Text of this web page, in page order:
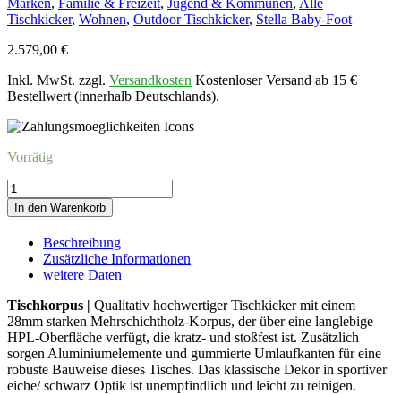
Tischkicker, Wohnen, Outdoor Tischkicker, Stella Baby-Foot
2.579,00 €
Inkl. MwSt. zzgl. Versandkosten Kostenloser Versand ab 15 €
Bestellwert (innerhalb Deutschlands).
Vorrätig
Kicker
STELLA
HOME
OUTEICHE-
SCHWARZ
Menge
In den Warenkorb
Beschreibung
Zusätzliche Informationen
weitere Daten
Tischkorpus | Qualitativ hochwertiger Tischkicker mit einem
28mm starken Mehrschichtholz-Korpus, der über eine langlebige
HPL-Oberfläche verfügt, die kratz- und stoßfest ist. Zusätzlich
sorgen Aluminiumelemente und gummierte Umlaufkanten für eine
robuste Bauweise dieses Tisches. Das klassische Dekor in sportiver
eiche/ schwarz Optik ist unempfindlich und leicht zu reinigen.